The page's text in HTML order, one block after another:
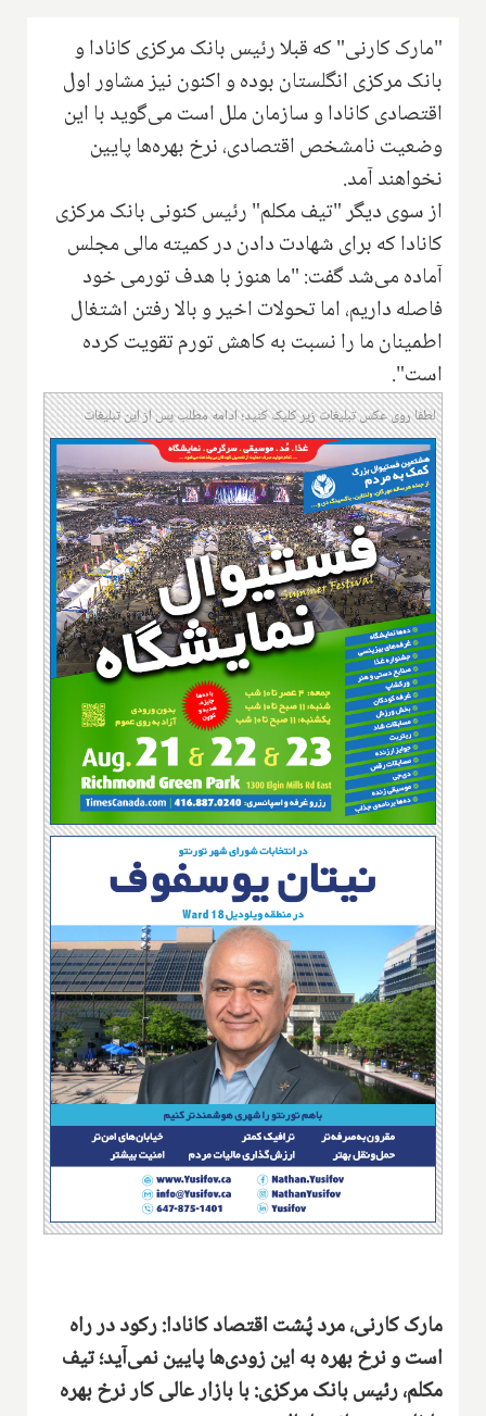
"مارک کارنی" که قبلا رئیس بانک مرکزی کانادا و
بانک مرکزی انگلستان بوده و اکنون نیز مشاور اول
اقتصادی کانادا و سازمان ملل است می‌گوید با این
وضعیت نامشخص اقتصادی، نرخ بهره‌ها پایین
نخواهند آمد.
از سوی دیگر "تیف مکلم" رئیس کنونی بانک مرکزی
کانادا که برای شهادت دادن در کمیته مالی مجلس
آماده می‌شد گفت: "ما هنوز با هدف تورمی خود
فاصله داریم، اما تحولات اخیر و بالا رفتن اشتغال
اطمینان ما را نسبت به کاهش تورم تقویت کرده
است".
لطفا روی عکس تبلیغات زیر کلیک کنید؛ ادامه مطلب پس از این تبلیغات
مارک کارنی، مرد پُشت اقتصاد کانادا: رکود در راه
است و نرخ بهره به این زودی‌ها پایین نمی‌آید؛ تیف
مکلم، رئیس بانک مرکزی: با بازار عالی کار نرخ بهره